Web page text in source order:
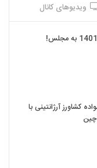
ویدیوهای کانال
کشاورز آرژانتینی با